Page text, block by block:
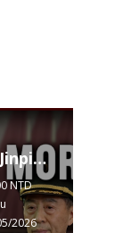
Xi Jinping purge 87% de ses nouveaux généraux — 2 anciens ministres condamnés à mort. Décryptage.
NTD
2026